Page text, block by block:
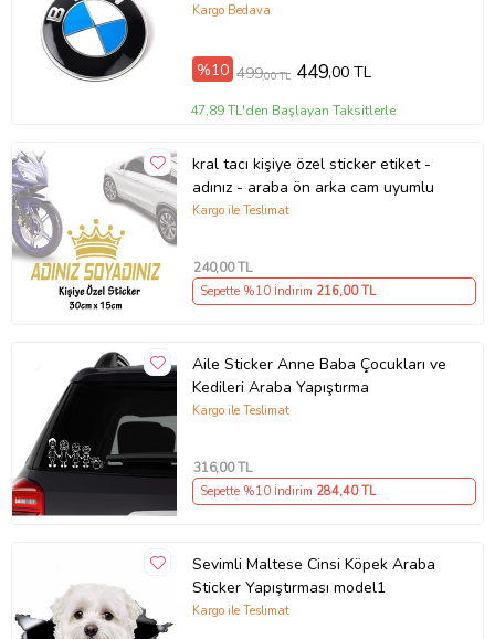
Kargo Bedava
%10 499,00 TL 449,00 TL
47,89 TL'den Başlayan Taksitlerle
kral tacı kişiye özel sticker etiket -
adınız - araba ön arka cam uyumlu
Kargo ile Teslimat
240,00 TL
Sepette %10 İndirim 216,00 TL
Aile Sticker Anne Baba Çocukları ve
Kedileri Araba Yapıştırma
Kargo ile Teslimat
316,00 TL
Sepette %10 İndirim 284,40 TL
Sevimli Maltese Cinsi Köpek Araba
Sticker Yapıştırması model1
Kargo ile Teslimat